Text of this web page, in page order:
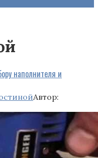
наполнителя и
Автор: